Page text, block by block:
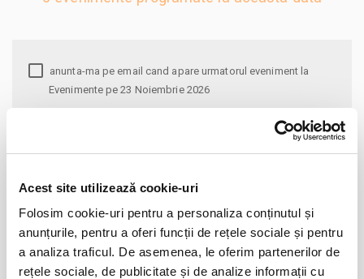
Acest site utilizează cookie-uri
Folosim cookie-uri pentru a personaliza conținutul și
anunțurile, pentru a oferi funcții de rețele sociale și pentru
a analiza traficul. De asemenea, le oferim partenerilor de
rețele sociale, de publicitate și de analize informații cu
Evenimente pe 23 Noiembrie 2026
Alege alta data
Lu
Ma Mi Jo Vi Sâ
Du
27
2
3 4 5 6 7
8